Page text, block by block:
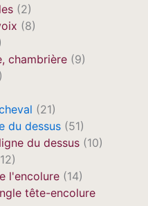
(2)
(8)
chambrière (9)
(21)
du dessus (51)
du dessus (10)
l'encolure (14)
tête-encolure